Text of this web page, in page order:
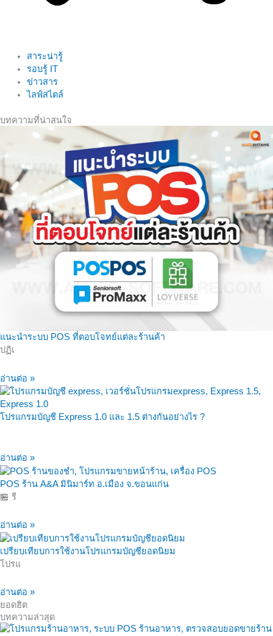
สาระน่ารู้
รอบรู้ IT
ข่าวสาร
ไลฟ์สไตล์
บทความที่น่าสนใจ
แนะนำระบบ POS ที่ตอบโจทย์แต่ละร้านค้า
ปฏิเ
อ่านต่อ »
โปรแกรมบัญชี Express 1.0 และ 1.5 ต่างกันอย่างไร ?
อ่านต่อ »
POS ร้าน A&A มินิมาร์ท อ.เมือง จ.ขอนแก่น
🏪 รี
อ่านต่อ »
เปรียบเทียบการใช้งานโปรแกรมบัญชียอดนิยม
โปรแ
อ่านต่อ »
ยอดฮิต
บทความล่าสุด